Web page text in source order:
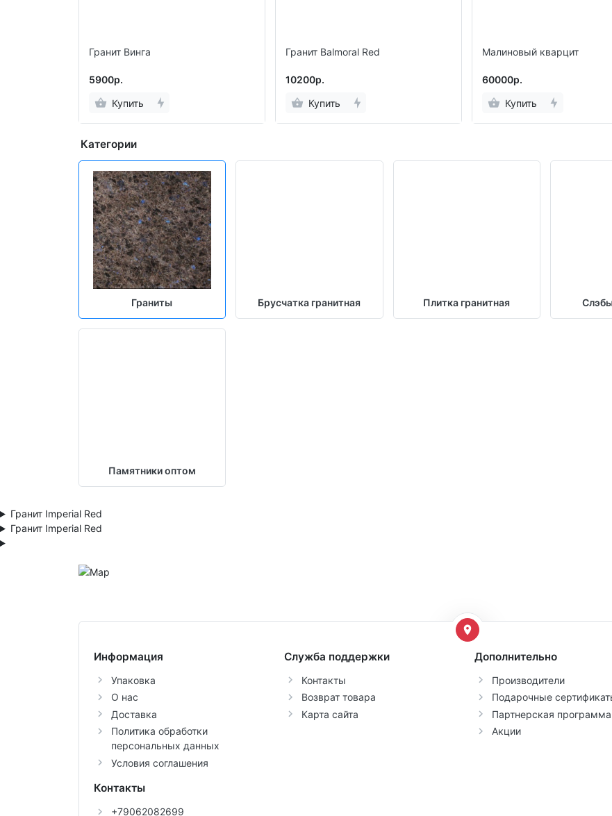
Гранит Винга
5900р.
Купить
Гранит Balmoral Red
10200р.
Купить
Малиновый кварцит
60000р.
Купить
Категории
Граниты Брусчатка гранитная Плитка гранитная
Памятники оптом
Гранит Imperial Red
Гранит Imperial Red
Информация
Упаковка
О нас
Доставка
Политика обработки
персональных данных
Условия соглашения
Служба поддержки
Контакты
Возврат товара
Карта сайта
Дополнительно
Производители
Подарочные
Партнерская программа
Акции
Контакты
+79062082699